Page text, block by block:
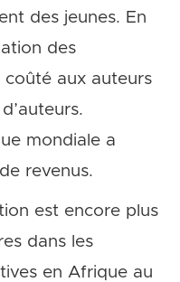
des jeunes. En
des
aux auteurs
mondiale a
revenus.
est encore plus
dans les
en Afrique au